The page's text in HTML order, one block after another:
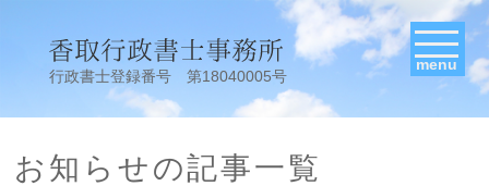
行政書士登録番号 第18040005号
menu
お知らせの記事一覧